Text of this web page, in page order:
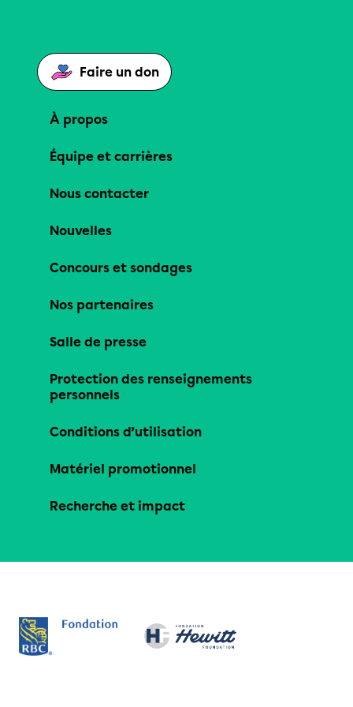
Faire un don
À propos
Équipe et carrières
Nous contacter
Nouvelles
Concours et sondages
Nos partenaires
Salle de presse
Protection des renseignements
personnels
Conditions d’utilisation
Matériel promotionnel
Recherche et impact